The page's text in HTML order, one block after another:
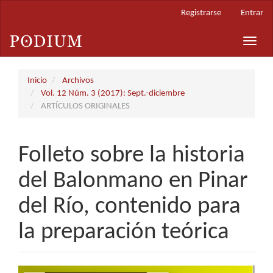
principal
Barra
Registrarse Entrar
Toggle
Inicio
Archivos
Vol. 12 Núm. 3 (2017): Sept.-diciembre
ARTÍCULOS ORIGINALES
Folleto sobre la historia
del Balonmano en Pinar
del Río, contenido para
la preparación teórica